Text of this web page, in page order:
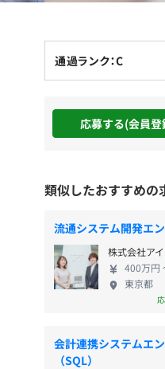
通過ランク：C
応募する(会員登
類似したおすすめの
流通システム開発エ
株式会社ア
400万円
東京都
会計連携システムエ
（SQL）